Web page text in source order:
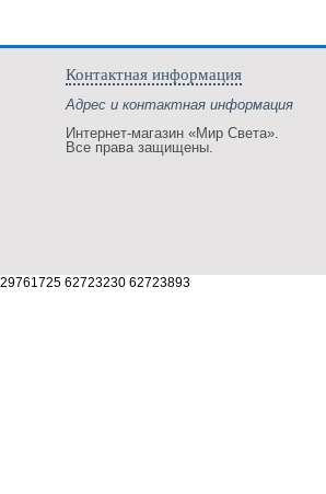
Контактная информация
Адрес и контактная информация
Интернет-магазин «Мир Света».
Все права защищены.
29761725 62723230 62723893